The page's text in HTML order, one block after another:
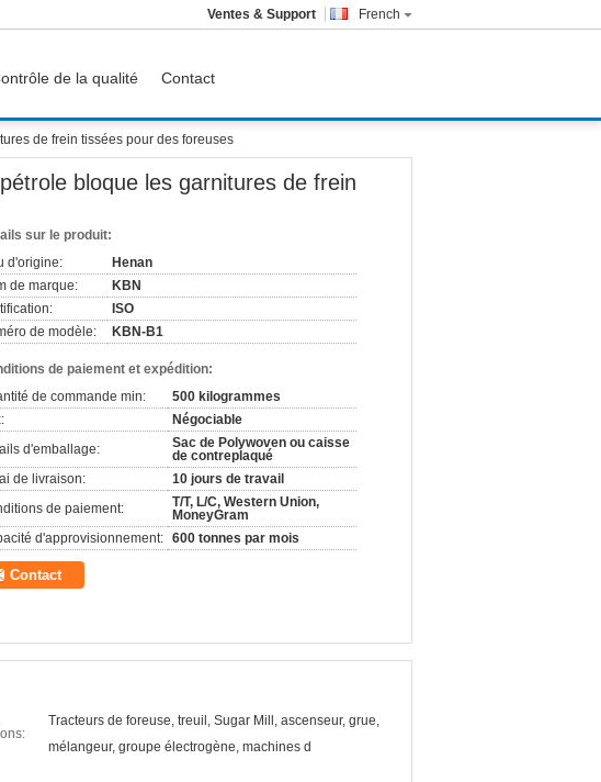
French
Ventes & Support
de la qualité
Contact
de frein tissées pour des foreuses
bloque les garnitures de frein
sur le produit:
d'origine:
Henan
de marque:
KBN
ISO
de modèle:
KBN-B1
de paiement et expédition:
de commande min:
500 kilogrammes
Négociable
d'emballage:
Sac de Polywoven ou caisse
de contreplaqué
de livraison:
10 jours de travail
de paiement:
T/T, L/C, Western Union,
MoneyGram
d'approvisionnement: 600 tonnes par mois
Contact
Tracteurs de foreuse, treuil, Sugar Mill, ascenseur, grue,
mélangeur, groupe électrogène, machines d